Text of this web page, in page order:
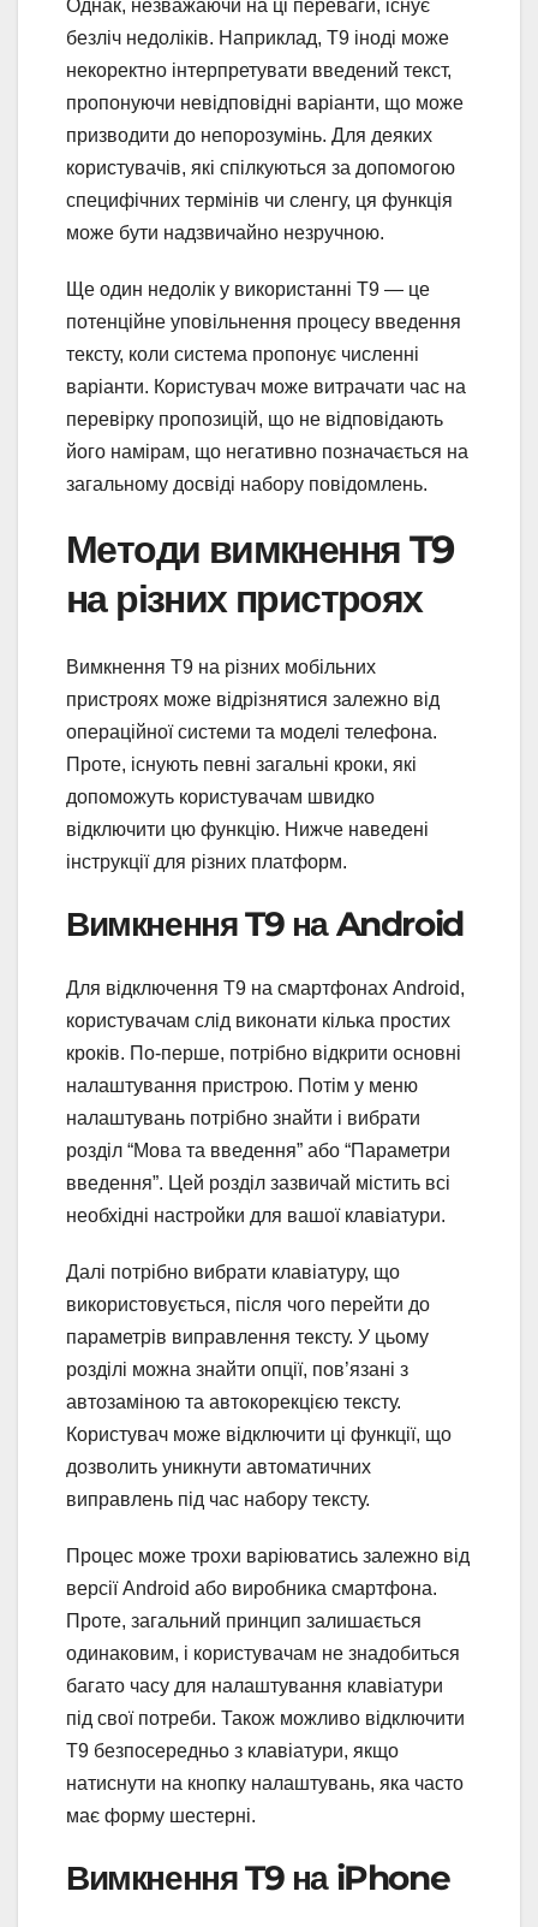
Однак, незважаючи на ці переваги, існує
безліч недоліків. Наприклад, T9 іноді може
некоректно інтерпретувати введений текст,
пропонуючи невідповідні варіанти, що може
призводити до непорозумінь. Для деяких
користувачів, які спілкуються за допомогою
специфічних термінів чи сленгу, ця функція
може бути надзвичайно незручною.
Ще один недолік у використанні T9 — це
потенційне уповільнення процесу введення
тексту, коли система пропонує численні
варіанти. Користувач може витрачати час на
перевірку пропозицій, що не відповідають
його намірам, що негативно позначається на
загальному досвіді набору повідомлень.
Методи вимкнення T9
на різних пристроях
Вимкнення T9 на різних мобільних
пристроях може відрізнятися залежно від
операційної системи та моделі телефона.
Проте, існують певні загальні кроки, які
допоможуть користувачам швидко
відключити цю функцію. Нижче наведені
інструкції для різних платформ.
Вимкнення T9 на Android
Для відключення T9 на смартфонах Android,
користувачам слід виконати кілька простих
кроків. По-перше, потрібно відкрити основні
налаштування пристрою. Потім у меню
налаштувань потрібно знайти і вибрати
розділ “Мова та введення” або “Параметри
введення”. Цей розділ зазвичай містить всі
необхідні настройки для вашої клавіатури.
Далі потрібно вибрати клавіатуру, що
використовується, після чого перейти до
параметрів виправлення тексту. У цьому
розділі можна знайти опції, пов’язані з
автозаміною та автокорекцією тексту.
Користувач може відключити ці функції, що
дозволить уникнути автоматичних
виправлень під час набору тексту.
Процес може трохи варіюватись залежно від
версії Android або виробника смартфона.
Проте, загальний принцип залишається
одинаковим, і користувачам не знадобиться
багато часу для налаштування клавіатури
під свої потреби. Також можливо відключити
T9 безпосередньо з клавіатури, якщо
натиснути на кнопку налаштувань, яка часто
має форму шестерні.
Вимкнення T9 на iPhone